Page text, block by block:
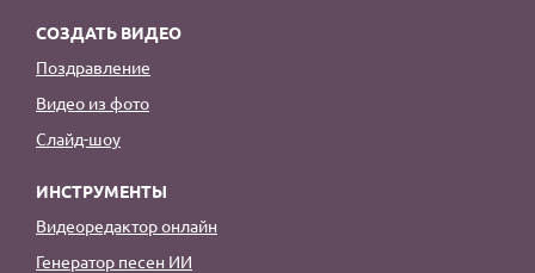
СОЗДАТЬ ВИДЕО
Поздравление
Видео из фото
Слайд-шоу
ИНСТРУМЕНТЫ
Видеоредактор онлайн
Генератор песен ИИ